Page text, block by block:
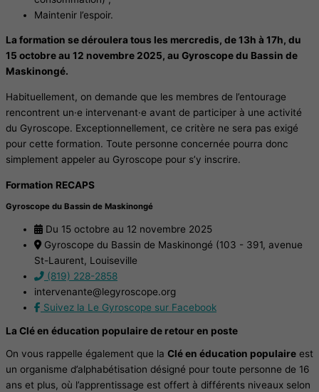
Maintenir l’espoir.
La formation se déroulera tous les mercredis, de 13h à 17h, du
15 octobre au 12 novembre 2025, au Gyroscope du Bassin de
Maskinongé.
Habituellement, on demande que les membres de l’entourage
rencontrent un·e intervenant·e avant de participer à une activité
du Gyroscope. Exceptionnellement, ce critère ne sera pas exigé
pour cette formation. Toute personne concernée pourra donc
simplement appeler au Gyroscope pour s’y inscrire.
Formation RECAPS
Gyroscope du Bassin de Maskinongé
Du 15 octobre au 12 novembre 2025
Gyroscope du Bassin de Maskinongé (103 - 391, avenue
St-Laurent, Louiseville
(819) 228-2858
intervenante@legyroscope.org
Suivez la Le Gyroscope sur Facebook
La Clé en éducation populaire de retour en poste
On vous rappelle également que la Clé en éducation populaire est
un organisme d’alphabétisation désigné pour toute personne de 16
ans et plus, où l’apprentissage est offert à différents niveaux selon